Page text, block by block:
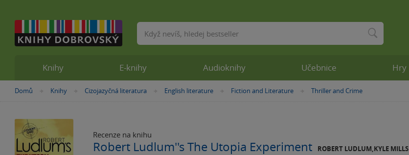
Nacházíte
Domů »
Knihy »
Cizojazyčná literatura »
English literature »Fiction and Literature »
Thriller and Crime
Recenze na knihu
Robert Ludlum''s The Utopia Experiment ROBERT LUDLUM,KYLE MILLS
Knihy E-knihy Audioknihy Učebnice Hry
Vyhledávání